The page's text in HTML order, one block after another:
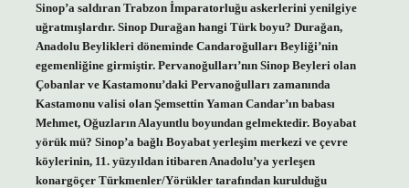
Sinop’a saldıran Trabzon İmparatorluğu askerlerini yenilgiye
uğratmışlardır. Sinop Durağan hangi Türk boyu? Durağan,
Anadolu Beylikleri döneminde Candaroğulları Beyliği’nin
egemenliğine girmiştir. Pervanoğulları’nın Sinop Beyleri olan
Çobanlar ve Kastamonu’daki Pervanoğulları zamanında
Kastamonu valisi olan Şemsettin Yaman Candar’ın babası
Mehmet, Oğuzların Alayuntlu boyundan gelmektedir. Boyabat
yörük mü? Sinop’a bağlı Boyabat yerleşim merkezi ve çevre
köylerinin, 11. yüzyıldan itibaren Anadolu’ya yerleşen
konargöçer Türkmenler/Yörükler tarafından kurulduğu